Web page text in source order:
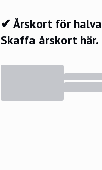
✔ Årskort för halva
Skaffa årskort här.